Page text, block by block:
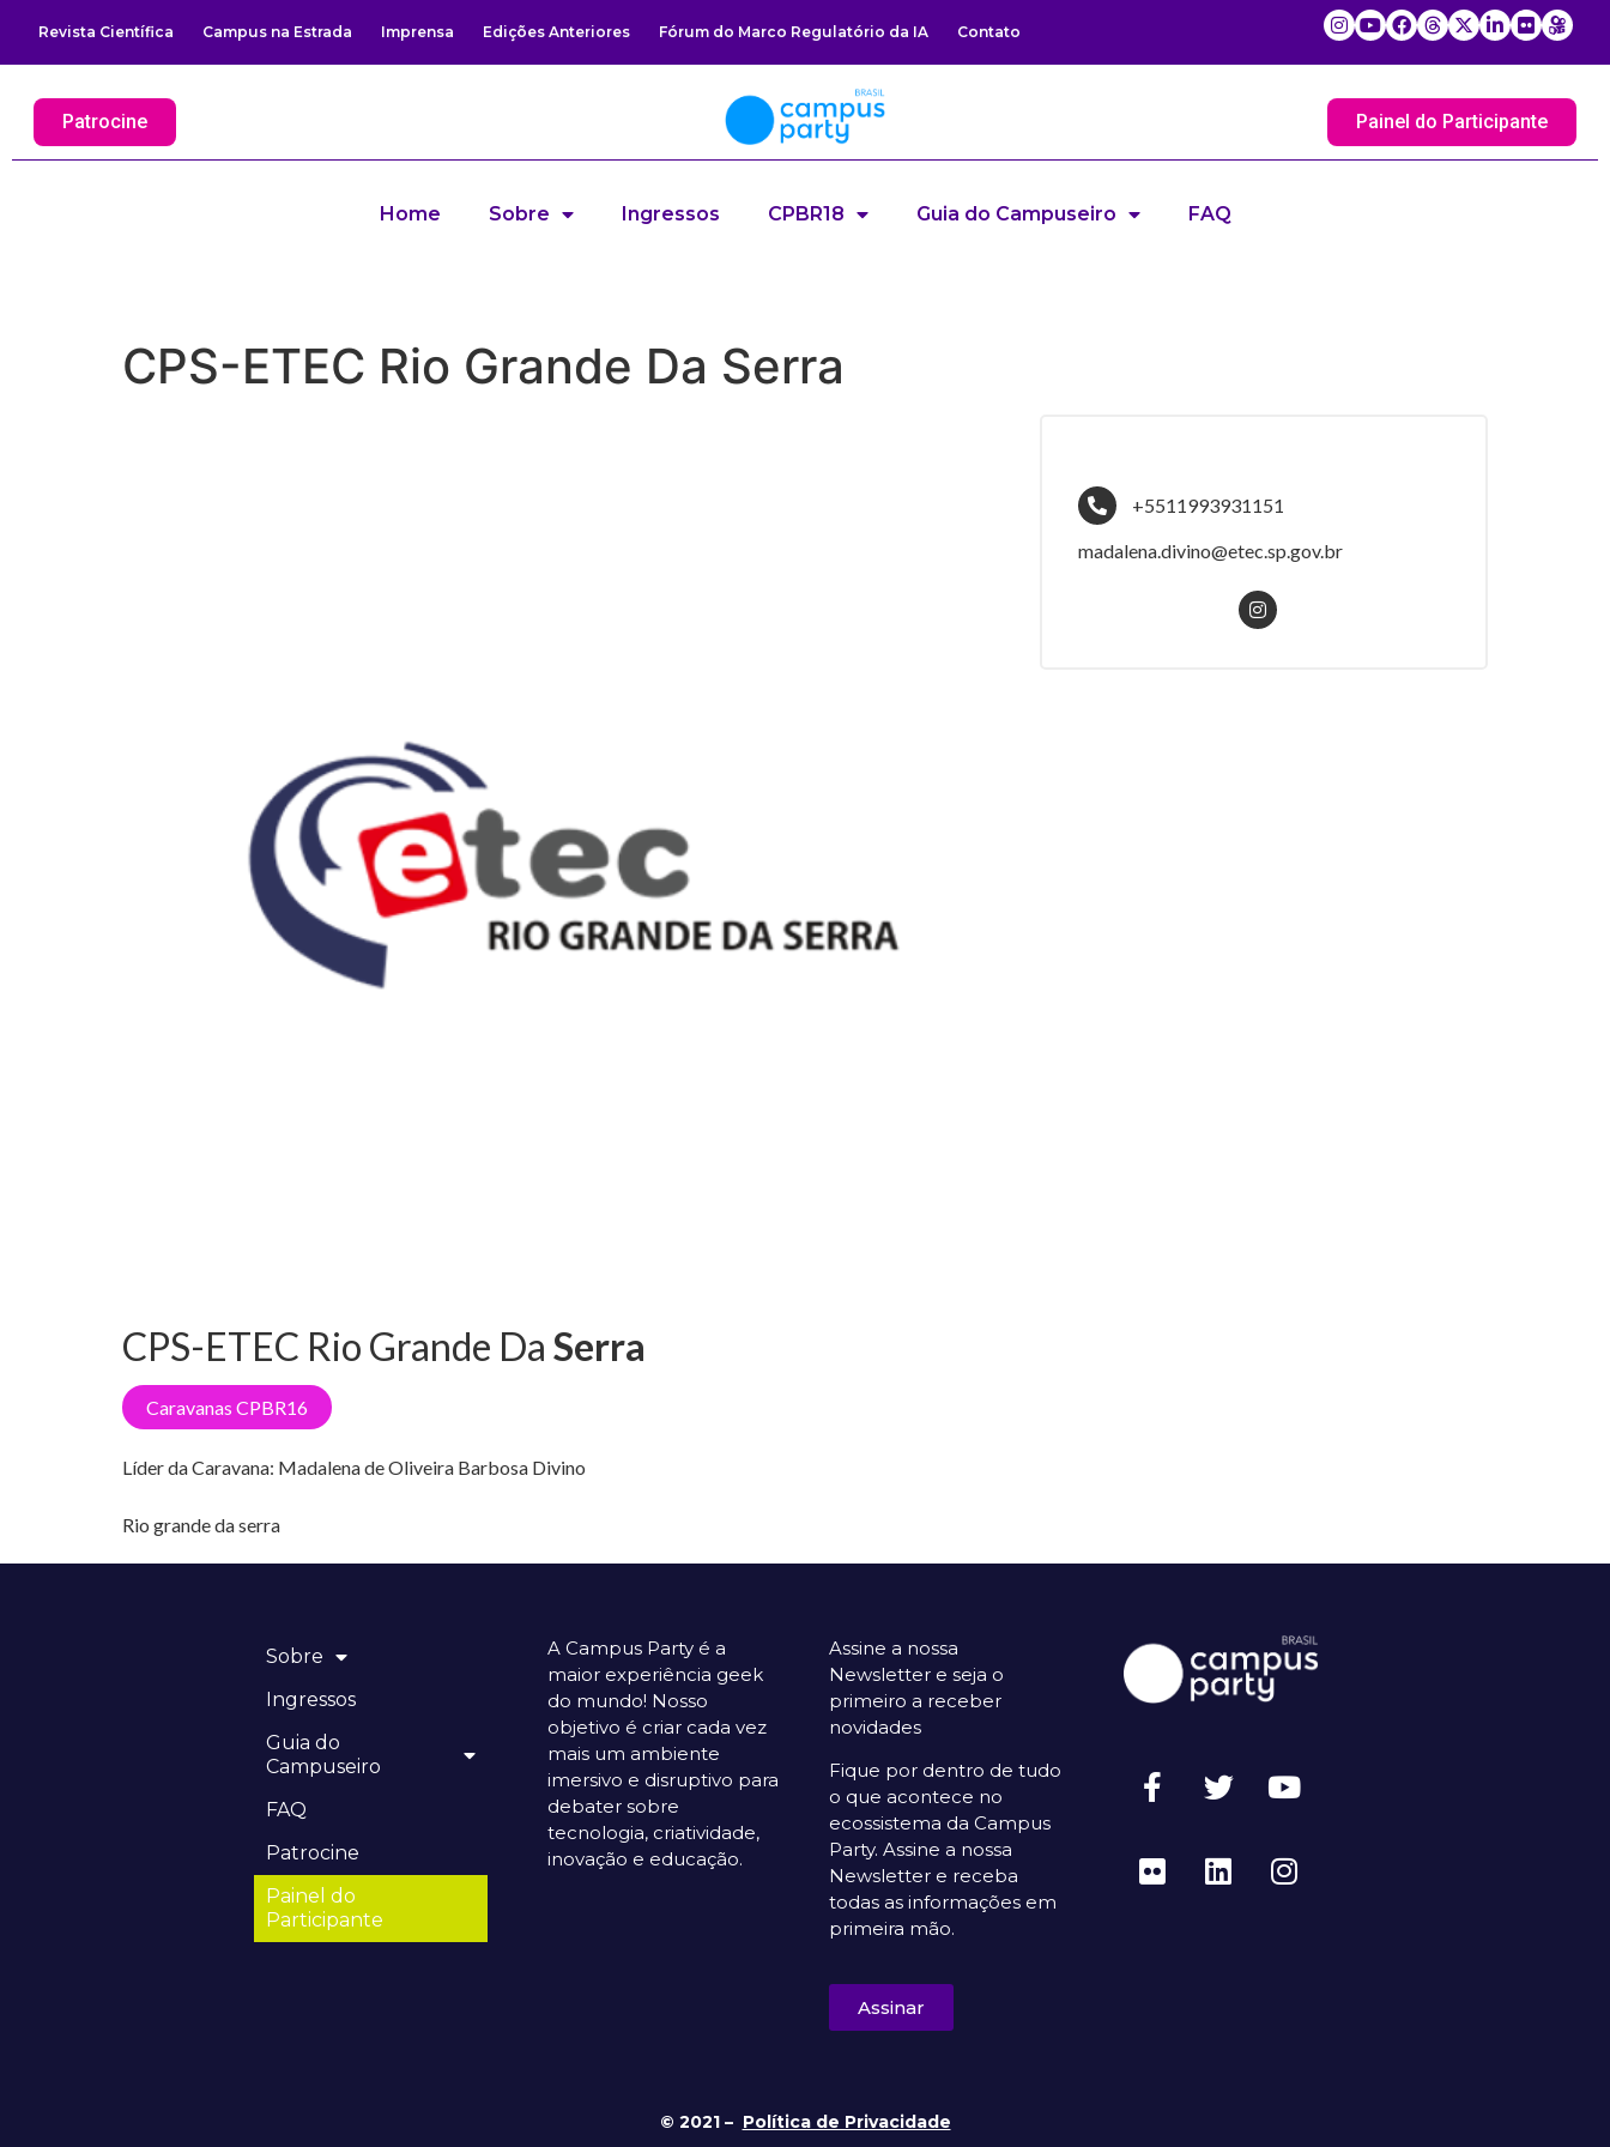
Revista Científica Campus na Estrada Imprensa Edições Anteriores Fórum do Marco Regulatório da IA Contato
Patrocine Painel do Participante
Home Sobre Ingressos CPBR18 Guia do Campuseiro FAQ
CPS-ETEC Rio Grande Da Serra
CPS-ETEC Rio Grande Da Serra
Caravanas CPBR16
Líder da Caravana: Madalena de Oliveira Barbosa Divino
Rio grande da serra
+5511993931151
madalena.divino@etec.sp.gov.br
Sobre
Ingressos
Guia do
Campuseiro
FAQ
Patrocine
Painel do
Participante
A Campus Party é a
maior experiência geek
do mundo! Nosso
objetivo é criar cada vez
mais um ambiente
imersivo e disruptivo para
debater sobre
tecnologia, criatividade,
inovação e educação.
Assine a nossa
Newsletter e seja o
primeiro a receber
novidades
Fique por dentro de tudo
o que acontece no
ecossistema da Campus
Party. Assine a nossa
Newsletter e receba
todas as informações em
primeira mão.
Assinar
© 2021 – Política de Privacidade